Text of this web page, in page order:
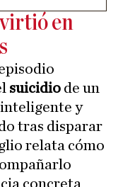
en
suicidio de un
y
tras disparar
relata cómo
concreta